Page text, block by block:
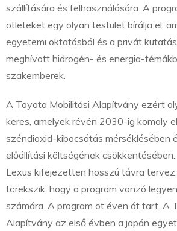
szállítására és felhasználására. A
ötleteket egy olyan testület bírálja el,
egyetemi oktatásból és a privát
meghívott hidrogén- és energia-
szakemberek.
A Toyota Mobilitási Alapítvány ezért
keres, amelyek révén 2030-ig komoly
széndioxid-kibocsátás mérséklésében
előállítási költségének
Lexus kifejezetten hosszú távra
törekszik, hogy a program vonzó
számára. A program öt éven át tart. A
Alapítvány az első évben a japán